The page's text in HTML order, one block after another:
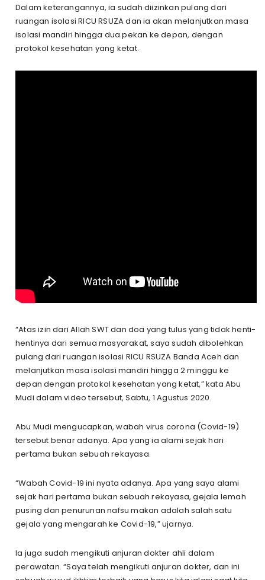
Dalam keterangannya, ia sudah diizinkan pulang dari
ruangan isolasi RICU RSUZA dan ia akan melanjutkan masa
isolasi mandiri hingga dua pekan ke depan, dengan
protokol kesehatan yang ketat.
“Atas izin dari Allah SWT dan doa yang tulus yang tidak henti-
hentinya dari semua masyarakat, saya sudah dibolehkan
pulang dari ruangan isolasi RICU RSUZA Banda Aceh dan
melanjutkan masa isolasi mandiri hingga 2 minggu ke
depan dengan protokol kesehatan yang ketat,” kata Abu
Mudi dalam video tersebut, Sabtu, 1 Agustus 2020.
Abu Mudi mengucapkan, wabah virus corona (Covid-19)
tersebut benar adanya. Apa yang ia alami sejak hari
pertama bukan sebuah rekayasa.
“Wabah Covid-19 ini nyata adanya. Apa yang saya alami
sejak hari pertama bukan sebuah rekayasa, gejala lemah
pusing dan penurunan nafsu makan adalah salah satu
gejala yang mengarah ke Covid-19,” ujarnya.
Ia juga sudah mengikuti anjuran dokter ahli dalam
perawatan. “Saya telah mengikuti anjuran dokter, dan ini